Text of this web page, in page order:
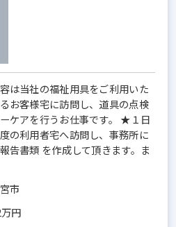
は当社の福祉用具をご利用いた
お客様宅に訪問し、道具の点検
ケアを行うお仕事です。 ★１日
の利用者宅へ訪問し、事務所に
告書類 を作成して頂きます。ま
市
円